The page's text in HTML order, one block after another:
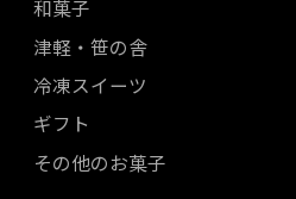
和菓子
津軽・笹の舎
冷凍スイーツ
ギフト
その他のお菓子